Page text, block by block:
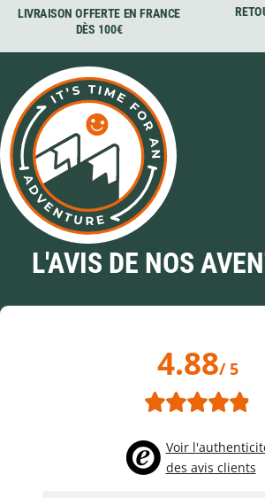
LIVRAISON OFFERTE EN FRANCE
DÈS 100€
L'AVIS DE NOS
4.88/ 5
Voir
des avis clients